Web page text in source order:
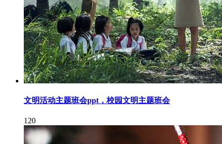
文明活动主题班会ppt，校园文明主题班会
120